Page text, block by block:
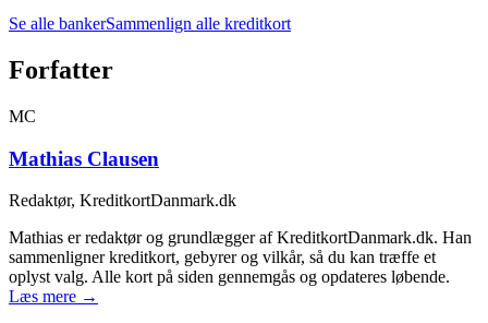
Se alle bankerSammenlign alle kreditkort
Forfatter
MC
Mathias Clausen
Redaktør, KreditkortDanmark.dk
Mathias er redaktør og grundlægger af KreditkortDanmark.dk. Han
sammenligner kreditkort, gebyrer og vilkår, så du kan træffe et
oplyst valg. Alle kort på siden gennemgås og opdateres løbende.
Læs mere →